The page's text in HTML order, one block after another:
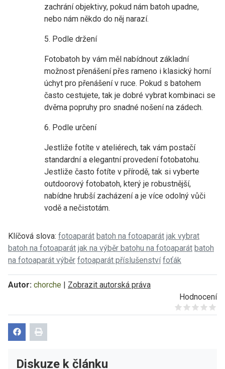
zachrání objektivy, pokud nám batoh upadne,
nebo nám někdo do něj narazí.
5. Podle držení
Fotobatoh by vám měl nabídnout základní
možnost přenášení přes rameno i klasický horní
úchyt pro přenášení v ruce. Pokud s batohem
často cestujete, tak je dobré vybrat kombinaci se
dvěma popruhy pro snadné nošení na zádech.
6. Podle určení
Jestliže fotíte v ateliérech, tak vám postačí
standardní a elegantní provedení fotobatohu.
Jestliže často fotíte v přírodě, tak si vyberte
outdoorový fotobatoh, který je robustnější,
nabídne hrubší zacházení a je více odolný vůči
vodě a nečistotám.
Klíčová slova: fotoaparát batoh na fotoaparát jak vybrat
batoh na fotoaparát jak na výběr batohu na fotoaparát batoh
na fotoaparát výběr fotoaparát příslušenství foťák
Autor: chorche | Zobrazit autorská práva
Hodnocení
Give it 1/5
Give it 2/5
Give it 3/5
Give it 4/5
Give it 5/5
Diskuze k článku